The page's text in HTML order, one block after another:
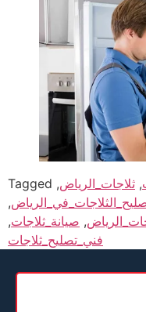
Tagged , ثلاجات_الرياض,
,
, صيانة_ثلاجات,
فني_تصليح_ثلاجات